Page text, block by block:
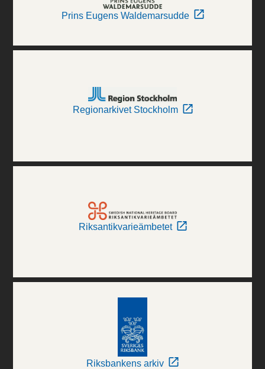
Prins Eugens Waldemarsudde
Regionarkivet Stockholm
Riksantikvarieämbetet
Riksbankens arkiv